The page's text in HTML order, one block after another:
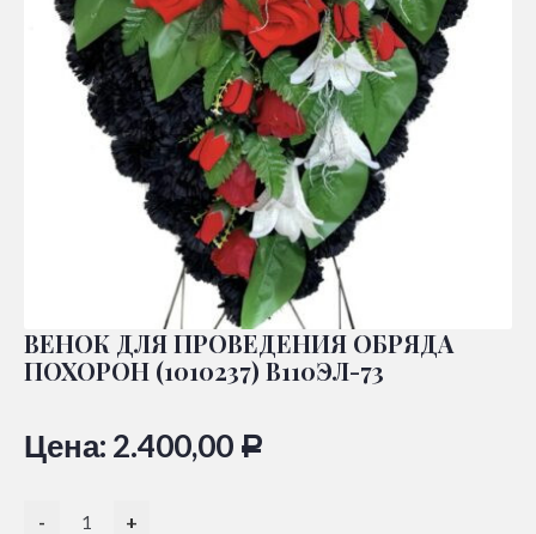
ВЕНОК ДЛЯ ПРОВЕДЕНИЯ ОБРЯДА
ПОХОРОН (1010237) В110ЭЛ-73
Цена: 2.400,00 Р
- +